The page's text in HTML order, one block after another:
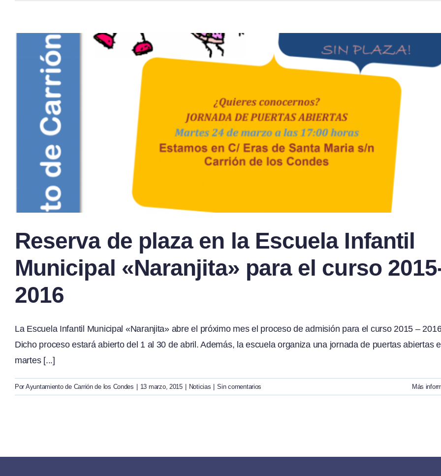
Reserva de plaza en la Escuela Infantil
Municipal «Naranjita» para el curso
2016
La Escuela Infantil Municipal «Naranjita» abre el próximo mes el proceso de admisión para el curso 2015 –
Dicho proceso estará abierto del 1 al 30 de abril. Además, la escuela organiza una jornada de puertas abiertas el
martes [...]
Por Ayuntamiento de Carrión de los Condes 13 marzo, 2015 Noticias Sin comentarios Más